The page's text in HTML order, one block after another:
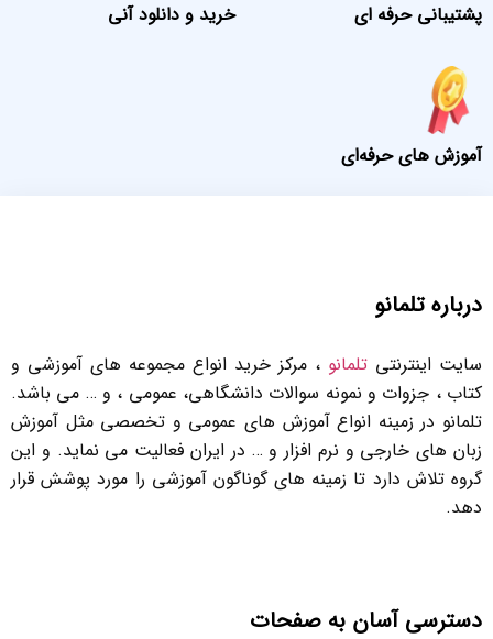
پشتیبانی حرفه ای خرید و دانلود آنی
آموزش های حرفه‌ای
درباره تلمانو
سایت اینترنتی تلمانو ، مرکز خرید انواع مجموعه های آموزشی و
کتاب ، جزوات و نمونه سوالات دانشگاهی، عمومی ، و … می باشد.
تلمانو در زمینه انواع آموزش های عمومی و تخصصی مثل آموزش
زبان های خارجی و نرم افزار و … در ایران فعالیت می نماید. و این
گروه تلاش دارد تا زمینه های گوناگون آموزشی را مورد پوشش قرار
دهد.
دسترسی آسان به صفحات